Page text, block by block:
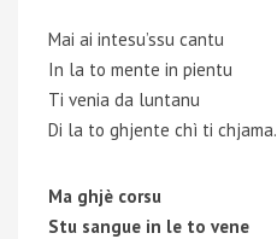
Mai ai intesu’ssu cantu
In la to mente in pientu
Ti venia da luntanu
Di la to ghjente chì ti chjama.
Ma ghjè corsu
Stu sangue in le to vene